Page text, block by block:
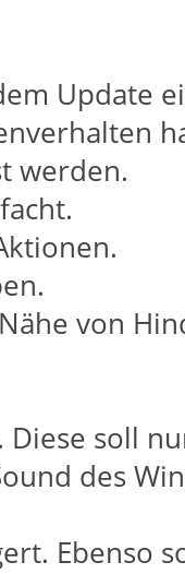
Update
werden.
von
soll
des
Ebenso